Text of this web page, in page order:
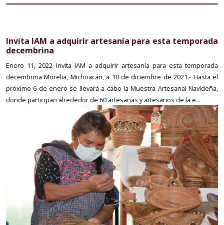
Invita IAM a adquirir artesanía para esta temporada
decembrina
Enero 11, 2022 Invita IAM a adquirir artesanía para esta temporada
decembrina Morelia, Michoacán, a 10 de diciembre de 2021.- Hasta el
próximo 6 de enero se llevará a cabo la Muestra Artesanal Navideña,
donde participan alrededor de 60 artesanas y artesanos de la e...